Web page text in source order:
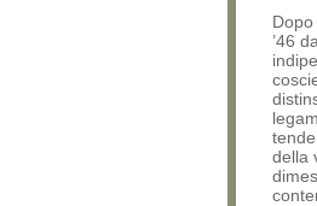
’46
della